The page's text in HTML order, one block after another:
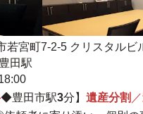
若宮町7-2-5 クリスタルビ
田駅
◆豊田市駅3分】 遺産分割 ／